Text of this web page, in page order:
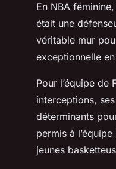
En NBA féminine,
était une
véritable mur
exceptionnelle
Pour l’équipe de
interceptions,
déterminants
permis à
jeunes